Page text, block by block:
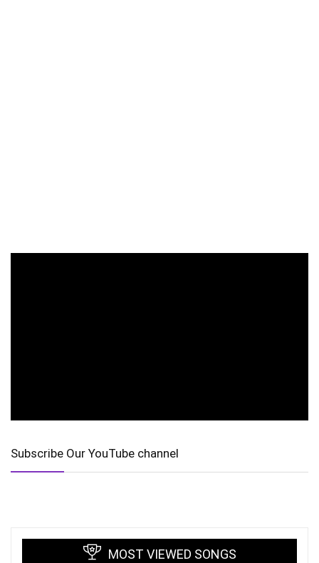
Subscribe Our YouTube channel
MOST VIEWED SONGS